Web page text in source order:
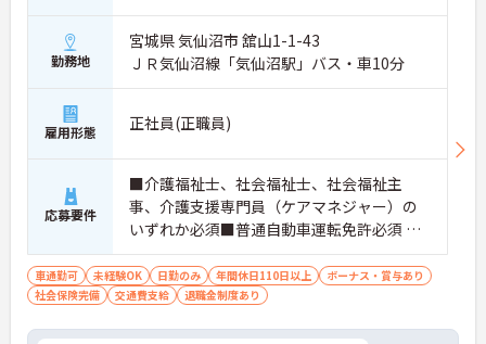
勤務地
宮城県 気仙沼市 舘山1-1-43
ＪＲ気仙沼線「気仙沼駅」バス・車10分
雇用形態 正社員(正職員)
応募要件
■介護福祉士、社会福祉士、社会福祉主
事、介護支援専門員（ケアマネジャー）の
いずれか必須■普通自動車運転免許必須 ■
経験不問■定型フォームへの文字入力でき
れば尚可
車通勤可 未経験OK 日勤のみ 年間休日110日以上
ボーナス・賞与あり
社会保険完備
交通費支給 退職金制度あり